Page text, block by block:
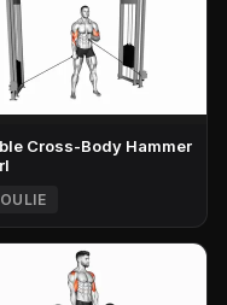
Cross-Body Hammer